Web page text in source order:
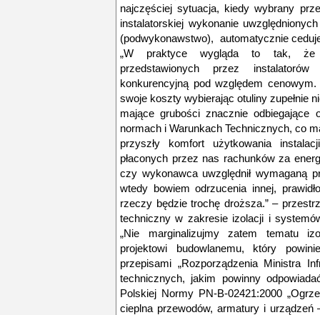
najczęściej sytuacja, kiedy wybrany
instalatorskiej wykonanie
(podwykonawstwo), automatycznie
„W praktyce wygląda to tak, że
przedstawionych przez
konkurencyjną pod względem
swoje koszty wybierając otuliny zupełnie
mające grubości znacznie odbiegające
normach i Warunkach Technicznych, co
przyszły komfort użytkowania
płaconych przez nas rachunków za
czy wykonawca uwzględnił wymaganą
wtedy bowiem odrzucenia innej,
rzeczy będzie trochę droższa.” –
techniczny w zakresie izolacji i
„Nie marginalizujmy zatem tematu
projektowi budowlanemu, który
przepisami „Rozporządzenia Ministra
technicznych, jakim powinny
Polskiej Normy PN-B-02421:2000
cieplna przewodów, armatury i urządzeń